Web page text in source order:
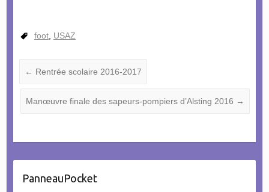
foot, USAZ
← Rentrée scolaire 2016-2017
Manœuvre finale des sapeurs-pompiers d’Alsting 2016 →
PanneauPocket